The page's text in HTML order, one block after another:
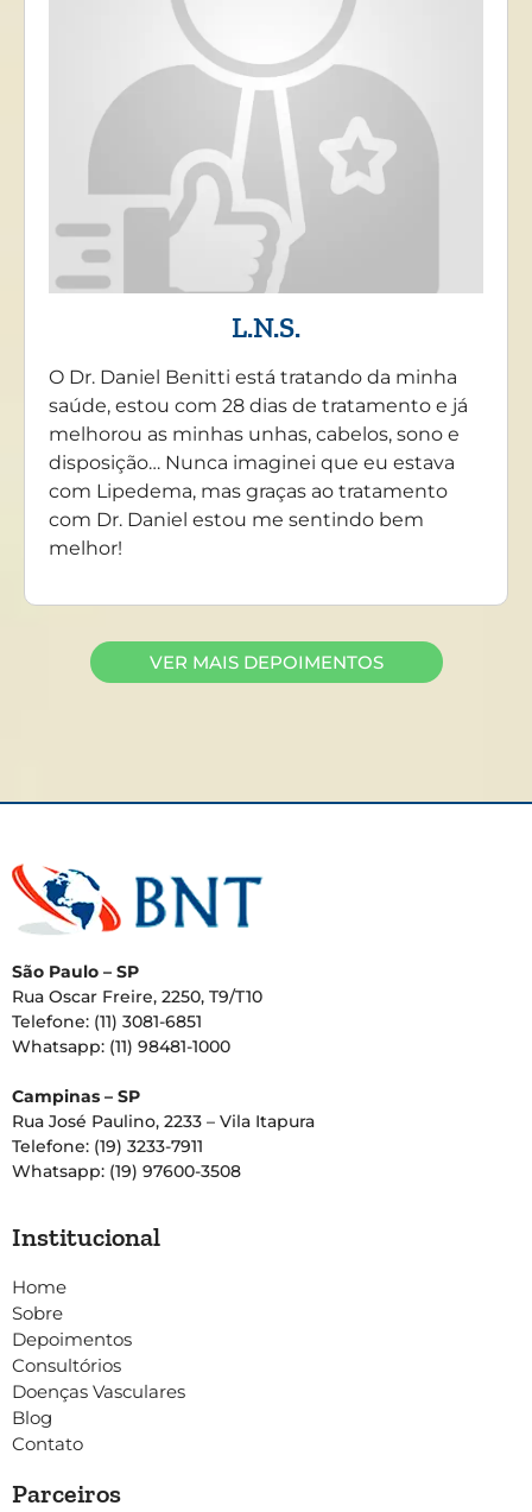
L.N.S.
O Dr. Daniel Benitti está tratando da minha
saúde, estou com 28 dias de tratamento e já
melhorou as minhas unhas, cabelos, sono e
disposição… Nunca imaginei que eu estava
com Lipedema, mas graças ao tratamento
com Dr. Daniel estou me sentindo bem
melhor!
VER MAIS DEPOIMENTOS
São Paulo – SP
Rua Oscar Freire, 2250, T9/T10
Telefone: (11) 3081-6851
Whatsapp: (11) 98481-1000
Campinas – SP
Rua José Paulino, 2233 – Vila Itapura
Telefone: (19) 3233-7911
Whatsapp: (19) 97600-3508
Institucional
Home
Sobre
Depoimentos
Consultórios
Doenças Vasculares
Blog
Contato
Parceiros